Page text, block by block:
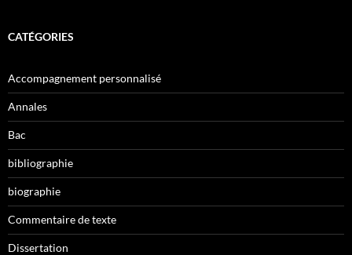
CATÉGORIES
Accompagnement personnalisé
Annales
Bac
bibliographie
biographie
Commentaire de texte
Dissertation